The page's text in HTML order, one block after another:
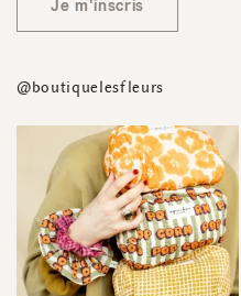
Je m'inscris
@boutiquelesfleurs